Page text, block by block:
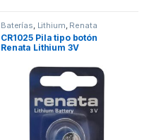
Baterías Lithium Renata
CR1025 Pila tipo botón
Renata Lithium 3V